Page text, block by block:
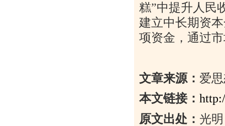
糕”中提升人民
建立中长期资
项资金，通过
文章来源： 爱
本文链接：
原文出处： 光